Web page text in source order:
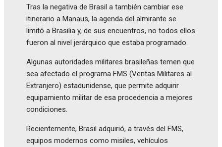
Tras la negativa de Brasil a también cambiar ese
itinerario a Manaus, la agenda del almirante se
limitó a Brasilia y, de sus encuentros, no todos ellos
fueron al nivel jerárquico que estaba programado.
Algunas autoridades militares brasileñas temen que
sea afectado el programa FMS (Ventas Militares al
Extranjero) estadunidense, que permite adquirir
equipamiento militar de esa procedencia a mejores
condiciones.
Recientemente, Brasil adquirió, a través del FMS,
equipos modernos como misiles, vehículos